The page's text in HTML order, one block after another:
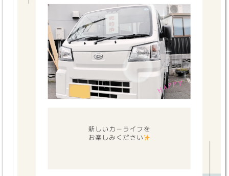
取扱商品
お支払い方法
取扱パーツメーカー
新車取扱メーカー